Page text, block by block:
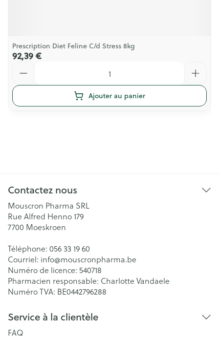
Prescription Diet Feline C/d Stress 8kg
92,39 €
Ajouter au panier
Contactez nous
Mouscron Pharma SRL
Rue Alfred Henno 179
7700 Moeskroen
Téléphone: 056 33 19 60
Courriel: info@mouscronpharma.be
Numéro de licence: 540718
Pharmacien responsable: Charlotte Vandaele
Numéro TVA: BE0442796288
Service à la clientèle
FAQ